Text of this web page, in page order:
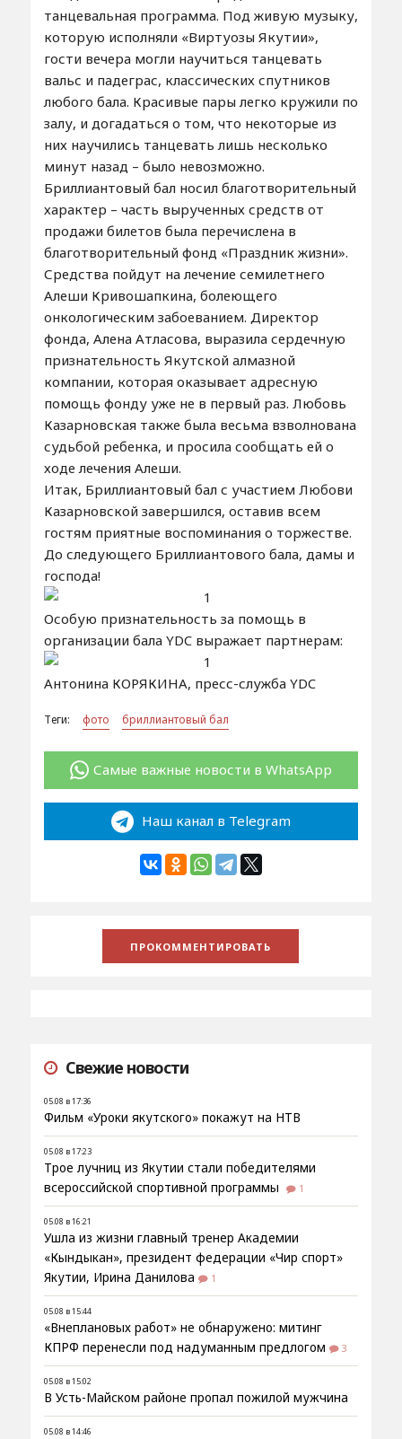
танцевальная программа. Под живую музыку,
которую исполняли «Виртуозы Якутии»,
гости вечера могли научиться танцевать
вальс и падеграс, классических спутников
любого бала. Красивые пары легко кружили по
залу, и догадаться о том, что некоторые из
них научились танцевать лишь несколько
минут назад – было невозможно.
Бриллиантовый бал носил благотворительный
характер – часть вырученных средств от
продажи билетов была перечислена в
благотворительный фонд «Праздник жизни».
Средства пойдут на лечение семилетнего
Алеши Кривошапкина, болеющего
онкологическим забоеванием. Директор
фонда, Алена Атласова, выразила сердечную
признательность Якутской алмазной
компании, которая оказывает адресную
помощь фонду уже не в первый раз. Любовь
Казарновская также была весьма взволнована
судьбой ребенка, и просила сообщать ей о
ходе лечения Алеши.
Итак, Бриллиантовый бал с участием Любови
Казарновской завершился, оставив всем
гостям приятные воспоминания о торжестве.
До следующего Бриллиантового бала, дамы и
господа!
Особую признательность за помощь в
организации бала YDC выражает партнерам:
Антонина КОРЯКИНА, пресс-служба YDC
Теги: фото бриллиантовый бал
Самые важные новости в WhatsApp
Наш канал в Telegram
Свежие новости
05.08 в 17:36
Фильм «Уроки якутского» покажут на НТВ
05.08 в 17:23
Трое лучниц из Якутии стали победителями
всероссийской спортивной программы
1
05.08 в 16:21
Ушла из жизни главный тренер Академии
«Кындыкан», президент федерации «Чир спорт»
Якутии, Ирина Данилова
1
05.08 в 15:44
«Внеплановых работ» не обнаружено: митинг
КПРФ перенесли под надуманным предлогом
3
05.08 в 15:02
В Усть-Майском районе пропал пожилой мужчина
05.08 в 14:46